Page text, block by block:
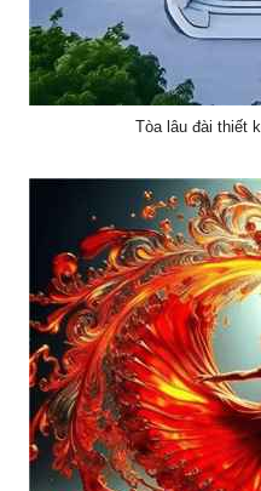
Tòa lâu đài thiết